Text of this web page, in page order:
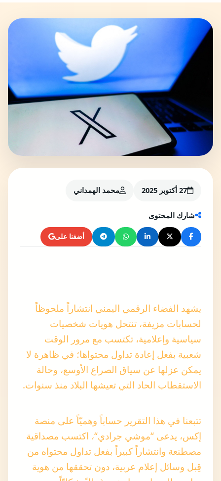
27 أكتوبر 2025 محمد الهمداني
شارك المحتوى
لحسابات مزيفة، تنتحل هويات شخصيات
سياسية وإعلامية، تكتسب مع مرور الوقت
شعبية بفعل إعادة تداول محتواها؛ في ظاهرة لا
يمكن عزلها عن سياق الصراع الأوسع، وحالة
الاستقطاب الحاد التي تعيشها البلاد منذ سنوات.
موشي جرادي
“، اكتسب مصداقية
مصطنعة وانتشاراً كبيراً بفعل تداول محتواه من
قِبل وسائل إعلام عربية، دون تحققها من هوية
صاحب الحساب، ما منحه غطاءً شكليّاً من
الشرعية في الفضاء الرقمي.